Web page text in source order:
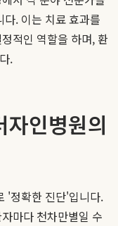
. 이는 치료 효과를
적인 역할을 하며, 환
.
인병원의
'정확한 진단'입니다.
마다 천차만별일 수